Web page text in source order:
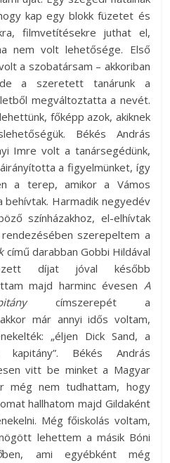
kap egy blokk füzetet és
filmvetítésekre juthat el,
nem volt lehetősége. Első
a szobatársam – akkoriban
a szeretett tanárunk a
megváltoztatta a nevét.
főképp azok, akiknek
Békés András
Imre volt a tanársegédünk,
a figyelmünket, így
a terep, amikor a Vámos
behívtak. Harmadik negyedév
színházakhoz, el-elhívtak
szerepeltem a
című darabban Gobbi Hildával
díjat jóval később
majd harminc évesen A
címszerepét a
már annyi idős voltam,
„éljen Dick Sand, a
Békés András
vitt be minket a Magyar
még nem tudhattam, hogy
hallhatom majd Gildaként
Még főiskolás voltam,
lehettem a másik Bóni
ben, ami egyébként még